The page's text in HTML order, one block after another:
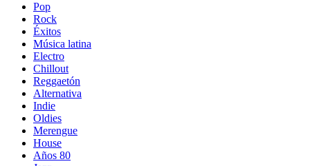
Pop
Rock
Éxitos
Música latina
Electro
Chillout
Reggaetón
Alternativa
Indie
Oldies
Merengue
House
Años 80